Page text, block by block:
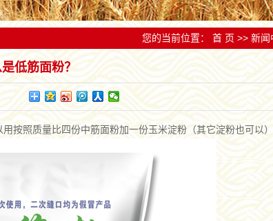
您的当前位置： 首 页 >> 新闻
低筋面粉？
按照质量比四份中筋面粉加一份玉米淀粉（其它淀粉也可以）